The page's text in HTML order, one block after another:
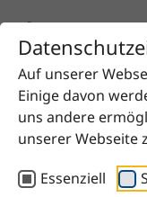
Auf unserer
Einige davon
uns andere
unserer Webseite
Essenziell
Startseite